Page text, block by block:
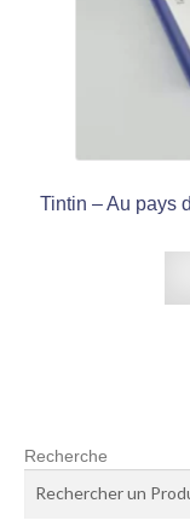
Tintin – Au pays
Recherche